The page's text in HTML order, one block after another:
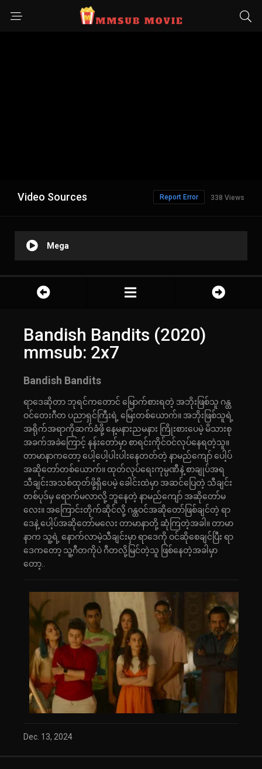
Video Sources 338 Views
Report Error
Mega
Bandish Bandits (2020)
mmsub: 2x7
Bandish Bandits
ရာဒေဆိုတာ ဘုရင်ကတောင် မြောက်စားရတဲ့ အဘိုးဖြစ်သူ ဂန္ထ
ဝင်တေးဂီတ ပညာရှင်ကြီးရဲ့ မြေးတစ်ယောက်။ အဘိုးဖြစ်သူရဲ့
အရိုက်အရာကိုဆက်ခံဖို့ နေ့မနားညမနား ကြိုးစားပေမဲ့ မိသားစု
အခက်အခဲကြောင့် နန်းတော်မှာ စာရင်းကိုင်ဝင်လုပ်နေရတဲ့သူ။
တာမာနာကတော့ ပေါ့ပေါ့ပါးပါးနေတတ်တဲ့ နာမည်ကျော် ပေါ့ပ်
အဆိုတော်တစ်ယောက်။ ထုတ်လုပ်ရေးကုမ္ပဏီနဲ့ စာချုပ်အရ
သီချင်းအသစ်ထုတ်ဖို့ရှိပေမဲ့ ခေါင်းထဲမှာ အဆင်ပြေတဲ့ သီချင်း
တစ်ပုဒ်မှ ရောက်မလာလို့ ဘူနေတဲ့ နာမည်ကျော် အဆိုတော်မ
လေး။ အကြောင်းတိုက်ဆိုင်လို့ ဂန္ထဝင်အဆိုတော်ဖြစ်ချင်တဲ့ ရာ
ဒေနဲ့ ပေါ့ပ်အဆိုတော်မလေး တာမာနာတို့ ဆုံကြတဲ့အခါ။ တာမာ
နာက သူ့ရဲ့ နောက်လာမဲ့သီချင်းမှာ ရာဒေကို ဝင်ဆိုစေချင်ပြီး ရာ
ဒေကတော့ သူ့ဂီတကိုပဲ ဂီတလို့မြင်တဲ့သူ ဖြစ်နေတဲ့အခါမှာ
တော့..
Dec. 13, 2024